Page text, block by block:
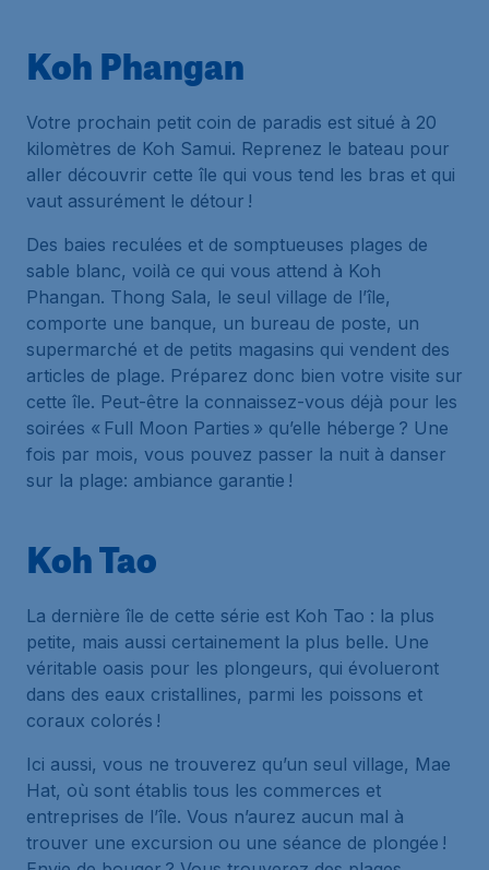
Koh Phangan
Votre prochain petit coin de paradis est situé à 20
kilomètres de Koh Samui. Reprenez le bateau pour
aller découvrir cette île qui vous tend les bras et qui
vaut assurément le détour !
Des baies reculées et de somptueuses plages de
sable blanc, voilà ce qui vous attend à Koh
Phangan. Thong Sala, le seul village de l’île,
comporte une banque, un bureau de poste, un
supermarché et de petits magasins qui vendent des
articles de plage. Préparez donc bien votre visite sur
cette île. Peut-être la connaissez-vous déjà pour les
soirées « Full Moon Parties » qu’elle héberge ? Une
fois par mois, vous pouvez passer la nuit à danser
sur la plage: ambiance garantie !
Koh Tao
La dernière île de cette série est Koh Tao : la plus
petite, mais aussi certainement la plus belle. Une
véritable oasis pour les plongeurs, qui évolueront
dans des eaux cristallines, parmi les poissons et
coraux colorés !
Ici aussi, vous ne trouverez qu’un seul village, Mae
Hat, où sont établis tous les commerces et
entreprises de l’île. Vous n’aurez aucun mal à
trouver une excursion ou une séance de plongée !